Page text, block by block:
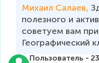
Михаил Салаев,
полезного и
советуем вам
Географический
Пользователь -